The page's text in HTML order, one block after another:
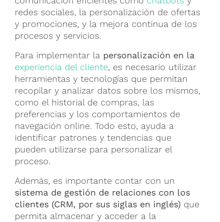
redes sociales, la personalización de ofertas
y promociones, y la mejora continua de los
procesos y servicios.
Para implementar la personalización en la
experiencia del cliente, es necesario utilizar
herramientas y tecnologías que permitan
recopilar y analizar datos sobre los mismos,
como el historial de compras, las
preferencias y los comportamientos de
navegación online. Todo esto, ayuda a
identificar patrones y tendencias que
pueden utilizarse para personalizar el
proceso.
Además, es importante contar con un
sistema de gestión de relaciones con los
clientes (CRM, por sus siglas en inglés) que
permita almacenar y acceder a la